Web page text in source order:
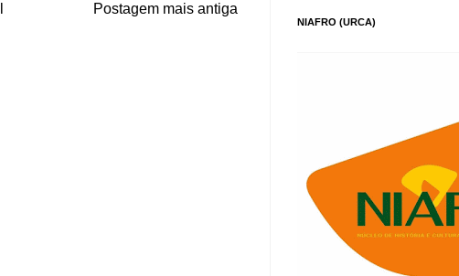
Postagem mais antiga
NIAFRO (URCA)